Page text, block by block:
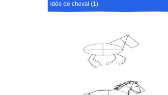
Idée de cheval (1)